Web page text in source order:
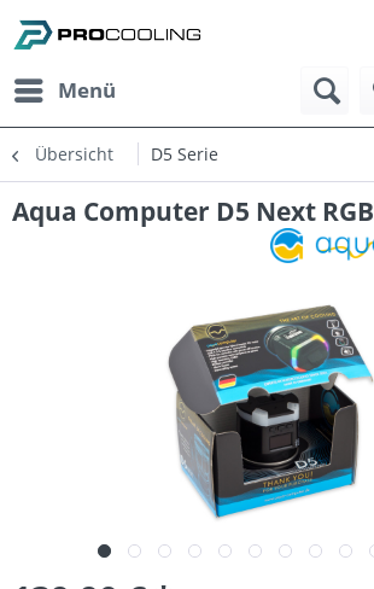
Menü
Übersicht D5 Serie
Aqua Computer D5 Next RGB